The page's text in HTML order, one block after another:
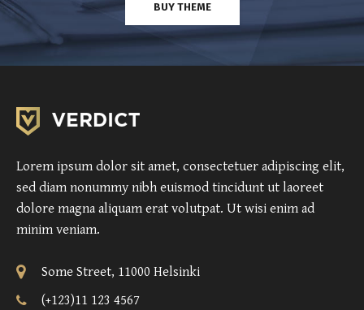
BUY THEME
Lorem ipsum dolor sit amet, consectetuer adipiscing elit,
sed diam nonummy nibh euismod tincidunt ut laoreet
dolore magna aliquam erat volutpat. Ut wisi enim ad
minim veniam.
Some Street, 11000 Helsinki
(+123)11 123 4567